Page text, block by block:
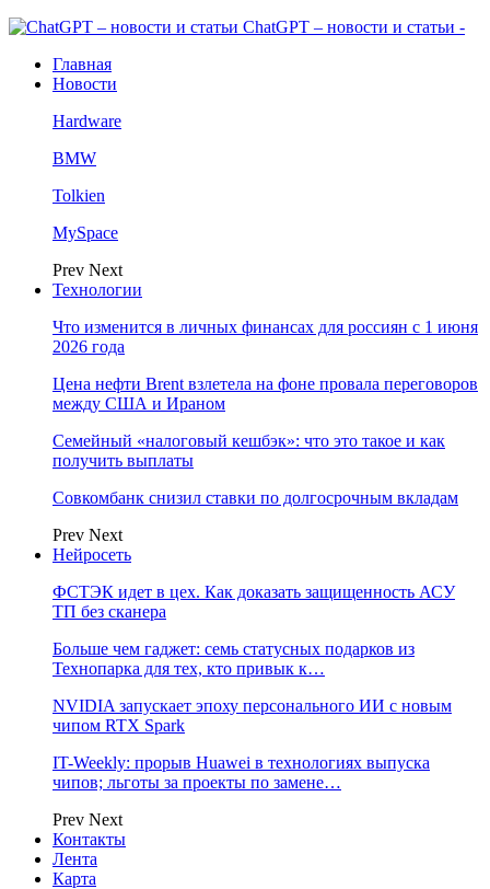
ChatGPT – новости и статьи -
Главная
Новости
Hardware
BMW
Tolkien
MySpace
Prev Next
Технологии
Что изменится в личных финансах для россиян с 1 июня
2026 года
Цена нефти Brent взлетела на фоне провала переговоров
между США и Ираном
Семейный «налоговый кешбэк»: что это такое и как
получить выплаты
Совкомбанк снизил ставки по долгосрочным вкладам
Prev Next
Нейросеть
ФСТЭК идет в цех. Как доказать защищенность АСУ
ТП без сканера
Больше чем гаджет: семь статусных подарков из
Технопарка для тех, кто привык к…
NVIDIA запускает эпоху персонального ИИ с новым
чипом RTX Spark
IT-Weekly: прорыв Huawei в технологиях выпуска
чипов; льготы за проекты по замене…
Prev Next
Контакты
Лента
Карта